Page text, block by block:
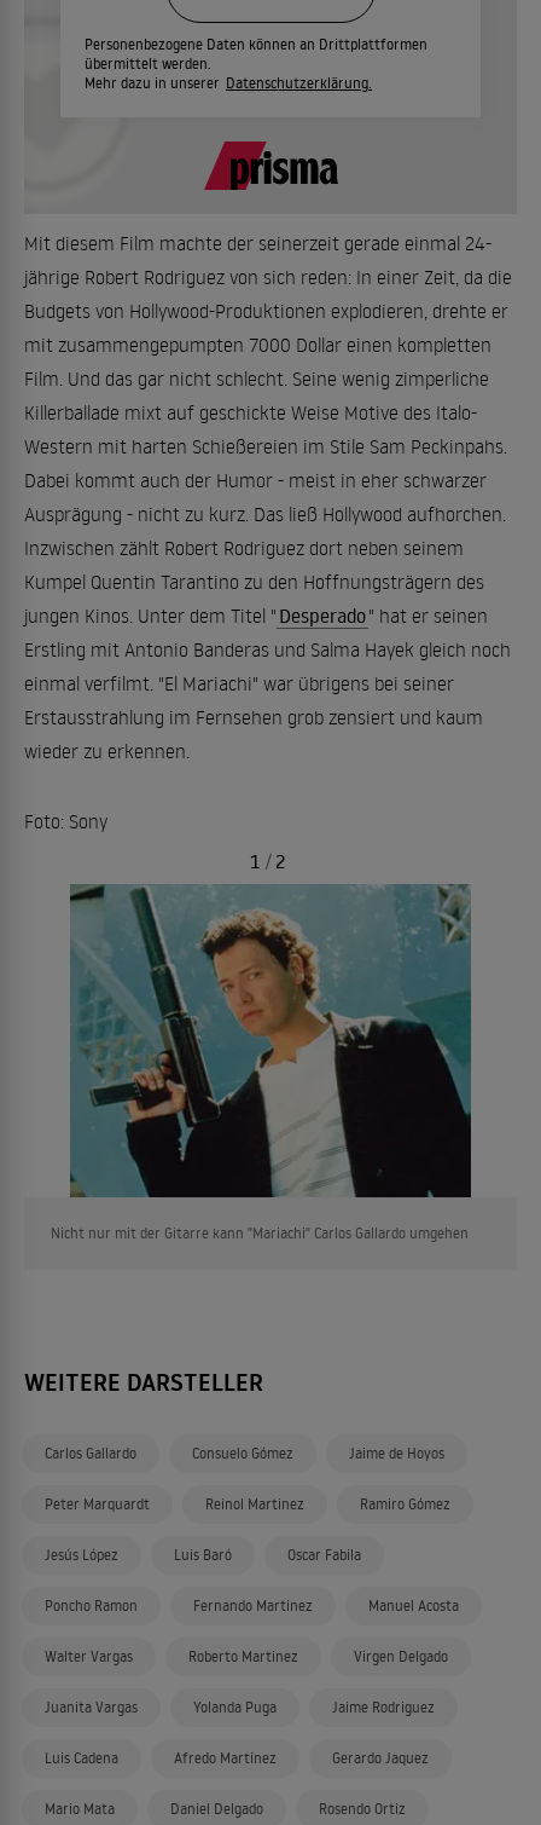
Personenbezogene Daten können an Drittplattformen
übermittelt werden.
Mehr dazu in unserer Datenschutzerklärung.
Mit diesem Film machte der seinerzeit gerade einmal 24-
jährige Robert Rodriguez von sich reden: In einer Zeit, da die
Budgets von Hollywood-Produktionen explodieren, drehte er
mit zusammengepumpten 7000 Dollar einen kompletten
Film. Und das gar nicht schlecht. Seine wenig zimperliche
Killerballade mixt auf geschickte Weise Motive des Italo-
Western mit harten Schießereien im Stile Sam Peckinpahs.
Dabei kommt auch der Humor - meist in eher schwarzer
Ausprägung - nicht zu kurz. Das ließ Hollywood aufhorchen.
Inzwischen zählt Robert Rodriguez dort neben seinem
Kumpel Quentin Tarantino zu den Hoffnungsträgern des
jungen Kinos. Unter dem Titel " Desperado" hat er seinen
Erstling mit Antonio Banderas und Salma Hayek gleich noch
einmal verfilmt. "El Mariachi" war übrigens bei seiner
Erstausstrahlung im Fernsehen grob zensiert und kaum
wieder zu erkennen.
Foto: Sony
Nicht nur mit der Gitarre kann "Mariachi" Carlos Gallardo umgehen
1 / 2
WEITERE DARSTELLER
Carlos Gallardo Consuelo Gómez Jaime de Hoyos
Peter Marquardt Reinol Martinez Ramiro Gómez
Jesús López Luis Baró Oscar Fabila
Poncho Ramon Fernando Martinez Manuel Acosta
Walter Vargas Roberto Martinez Virgen Delgado
Juanita Vargas Yolanda Puga Jaime Rodriguez
Luis Cadena Afredo Martínez Gerardo Jaquez
Mario Mata Daniel Delgado Rosendo Ortiz